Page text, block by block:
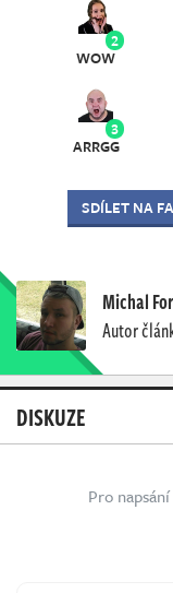
2
WOW
3
ARRGG
SDÍLET NA
Michal
Autor
DISKUZE
Pro